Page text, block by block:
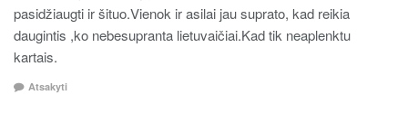
pasidžiaugti ir šituo.Vienok ir asilai jau suprato, kad reikia
daugintis ,ko nebesupranta lietuvaičiai.Kad tik neaplenktu
kartais.
Atsakyti